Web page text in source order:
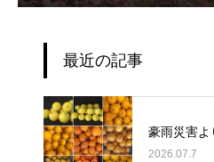
最近の記事
豪雨災害よ
2026.07.7